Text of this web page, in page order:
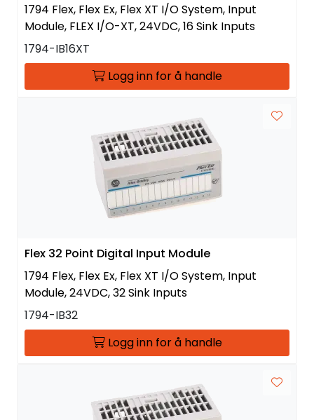
1794 Flex, Flex Ex, Flex XT I/O System, Input
Module, FLEX I/O-XT, 24VDC, 16 Sink Inputs
1794-IB16XT
Logg inn for å handle
Flex 32 Point Digital Input Module
1794 Flex, Flex Ex, Flex XT I/O System, Input
Module, 24VDC, 32 Sink Inputs
1794-IB32
Logg inn for å handle